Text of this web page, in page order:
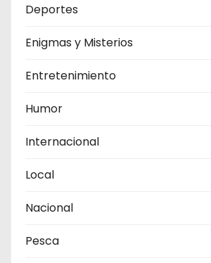
Deportes
Enigmas y Misterios
Entretenimiento
Humor
Internacional
Local
Nacional
Pesca